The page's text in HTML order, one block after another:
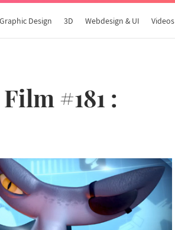
Graphic Design 3D Webdesign & UI Videos
#181 :